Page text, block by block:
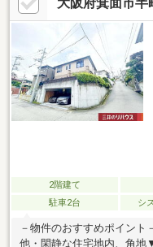
阪大前」駅徒歩９分 阪急
ＤＫの間取り
2階建て
駐車2台
シ
－物件のおすすめポイン
他・閑静な住宅地内、角地